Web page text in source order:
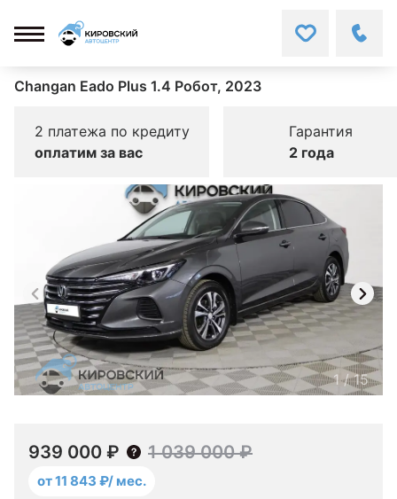
Changan Eado Plus 1.4 Робот, 2023
2 платежа по кредиту
оплатим за вас
Гарантия
2 года
1 /15
939 000 ₽ 1 039 000 ₽
от 11 843 ₽/ мес.